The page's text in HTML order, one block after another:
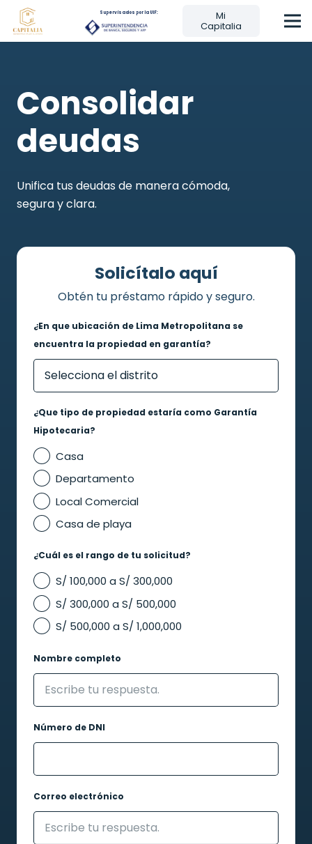
Supervisados por la UIF: Mi
Capitalia
Consolidar
deudas
Unifica tus deudas de manera cómoda,
segura y clara.
Solicítalo aquí
Obtén tu préstamo rápido y seguro.
¿En que ubicación de Lima Metropolitana se
encuentra la propiedad en garantía?
¿Que tipo de propiedad estaría como Garantía
Hipotecaria?
Casa
Departamento
Local Comercial
Casa de playa
¿Cuál es el rango de tu solicitud?
S/ 100,000 a S/ 300,000
S/ 300,000 a S/ 500,000
S/ 500,000 a S/ 1,000,000
Nombre completo
Número de DNI
Correo electrónico